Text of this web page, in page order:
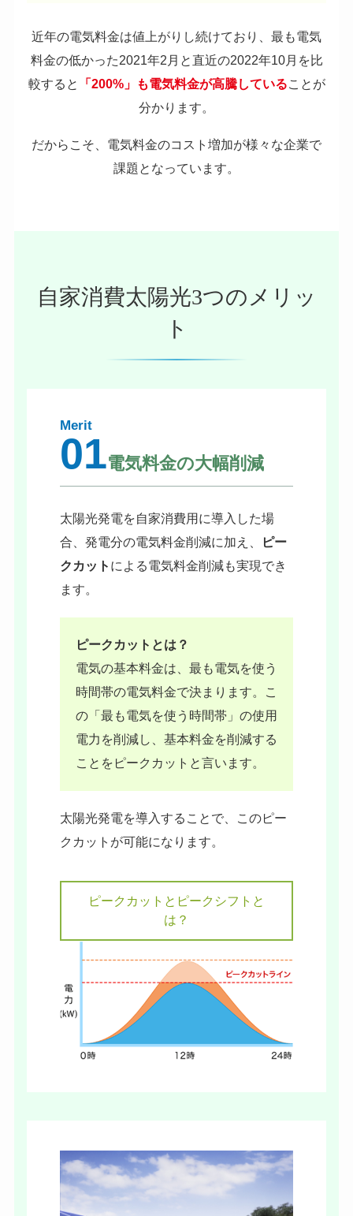
近年の電気料金は値上がりし続けており、最も電気
料金の低かった2021年2月と直近の2022年10月を比
較すると
「200%」も電気料金が高騰していることが
分かります。
だからこそ、電気料金のコスト増加が様々な企業で
課題となっています。
自家消費太陽光3つのメリッ
ト
Merit
01電気料金の大幅削減
太陽光発電を自家消費用に導入した場
合、発電分の電気料金削減に加え、
ピー
クカット による電気料金削減も実現でき
ます。
ピークカットとは？
電気の基本料金は、最も電気を使う
時間帯の電気料金で決まります。こ
の「最も電気を使う時間帯」の使用
電力を削減し、基本料金を削減する
ことをピークカットと言います。
太陽光発電を導入することで、このピー
クカットが可能になります。
ピークカットとピークシフトと
は？